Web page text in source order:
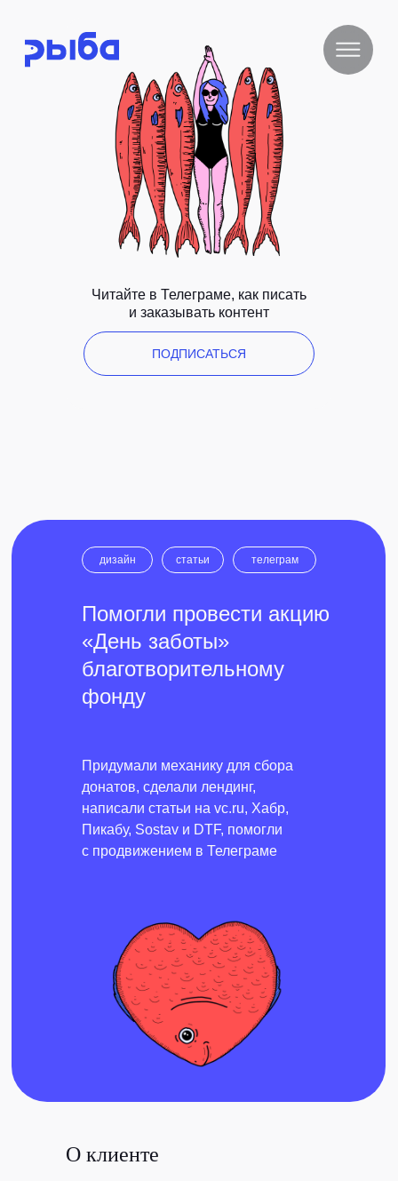
Читайте в Телеграме, как писать
и заказывать контент
ПОДПИСАТЬСЯ
дизайн
Помогли провести акцию
«День заботы»
благотворительному
фонду
Придумали механику для сбора
донатов, сделали лендинг,
написали статьи на vc.ru, Хабр,
Пикабу, Sostav и DTF, помогли
с продвижением в Телеграме
cтатьи телеграм
О клиенте